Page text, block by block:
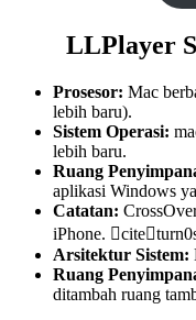
LLPlayer
Prosesor: Mac
lebih baru).
Sistem Operasi:
lebih baru.
Ruang
aplikasi Windows
Catatan:
iPhone.
Arsitektur Sistem:
Ruang
ditambah ruang